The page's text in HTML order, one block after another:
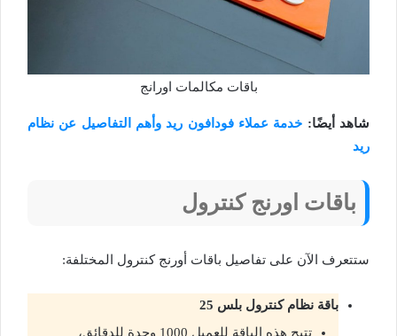
باقات مكالمات اورانج
شاهد أيضًا: خدمة عملاء فودافون ريد وأهم التفاصيل عن نظام
ريد
باقات اورنج كنترول
ستتعرف الآن على تفاصيل باقات أورنج كنترول المختلفة:
باقة نظام كنترول بلس 25
تتيح هذه الباقة للعميل 1000 وحدة للدقائق،